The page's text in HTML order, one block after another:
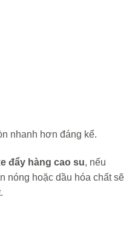
nhanh hơn đáng kể.
đẩy hàng cao su, nếu
nóng hoặc dầu hóa chất sẽ